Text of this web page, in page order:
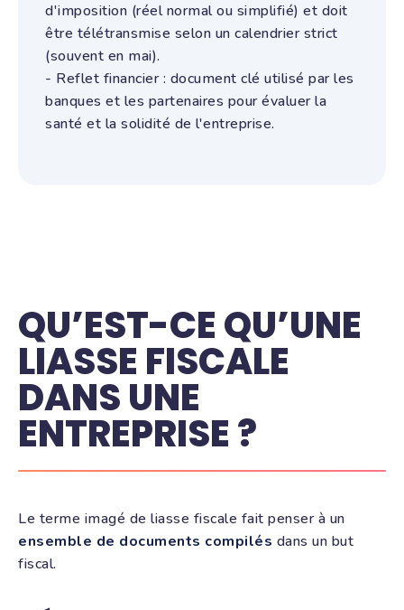
d'imposition (réel normal ou simplifié) et doit
être télétransmise selon un calendrier strict
(souvent en mai).
- Reflet financier : document clé utilisé par les
banques et les partenaires pour évaluer la
santé et la solidité de l'entreprise.
QU’EST-CE QU’UNE
LIASSE FISCALE
DANS UNE
ENTREPRISE ?
Le terme imagé de liasse fiscale fait penser à un
ensemble de documents compilés dans un but
fiscal.